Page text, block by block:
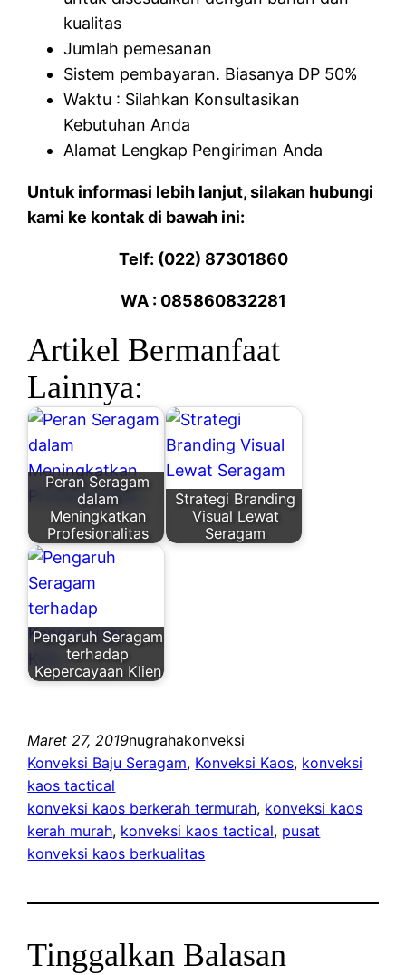
kualitas
Jumlah pemesanan
Sistem pembayaran. Biasanya DP 50%
Waktu : Silahkan Konsultasikan
Kebutuhan Anda
Alamat Lengkap Pengiriman Anda
Untuk informasi lebih lanjut, silakan hubungi
kami ke kontak di bawah ini:
Telf: (022) 87301860
WA : 085860832281
Artikel Bermanfaat
Lainnya:
Peran Seragam
dalam
Meningkatkan
Profesionalitas
Strategi Branding
Visual Lewat
Seragam
Pengaruh Seragam
terhadap
Kepercayaan Klien
Maret 27, 2019nugrahakonveksi
Konveksi Baju Seragam, Konveksi Kaos, konveksi
kaos tactical
konveksi kaos berkerah termurah, konveksi kaos
kerah murah, konveksi kaos tactical, pusat
konveksi kaos berkualitas
Tinggalkan Balasan